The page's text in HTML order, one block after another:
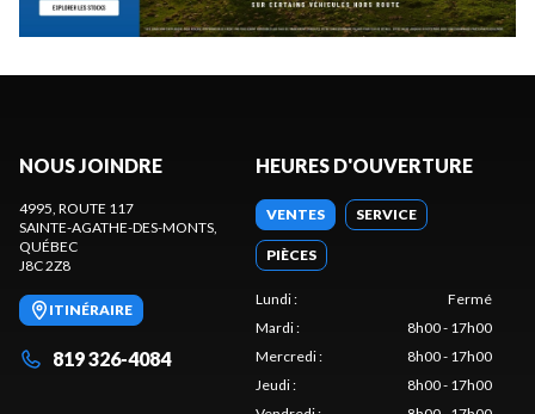
NOUS JOINDRE
4995, ROUTE 117
SAINTE-AGATHE-DES-MONTS,
QUÉBEC
J8C 2Z8
ITINÉRAIRE
819 326-4084
HEURES D'OUVERTURE
VENTES SERVICE
PIÈCES
Lundi:
Fermé
Mardi:
8h00 - 17h00
Mercredi:
8h00 - 17h00
Jeudi:
8h00 - 17h00